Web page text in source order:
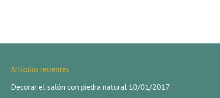
Artículos recientes
Decorar el salón con piedra natural 10/01/2017